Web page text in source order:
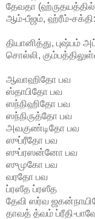
தேவதா
ஆம்-பீஜம், ஹ்ரீம்-
தியானித்து, புஷ்பம்
சொல்லி,
ஆவாஹிதோ பவ
ஸ்தாபிதோ பவ
ஸந்நிஹிதோ பவ
ஸந்நிருத்தோ பவ
அவகுண்டிதோ பவ
ஸுப்ரீதோ பவ
ஸுப்ரஸன்னோ பவ
ஸுமுகோ பவ
வரதோ பவ
ப்ரஸீத ப்ரஸீத
தேவி ஸர்வ
தாவத் த்வம் ப்ரீதி-